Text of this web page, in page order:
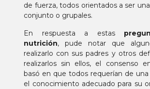
de fuerza, todos orientados a ser
conjunto o grupales.
En respuesta a estas
nutrición, pude notar que
realizarlo con sus padres y otros
realizarlos sin ellos, el consenso
basó en que todos requerían de
el conocimiento adecuado para su